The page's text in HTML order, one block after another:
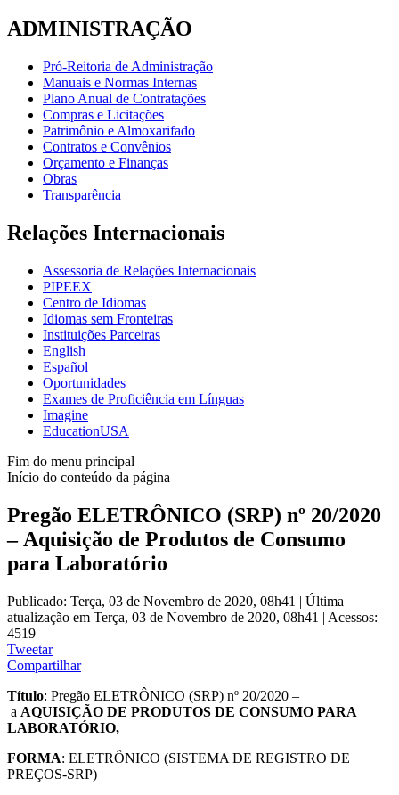
ADMINISTRAÇÃO
Pró-Reitoria de Administração
Manuais e Normas Internas
Plano Anual de Contratações
Compras e Licitações
Patrimônio e Almoxarifado
Contratos e Convênios
Orçamento e Finanças
Obras
Transparência
Relações Internacionais
Assessoria de Relações Internacionais
PIPEEX
Centro de Idiomas
Idiomas sem Fronteiras
Instituições Parceiras
English
Español
Oportunidades
Exames de Proficiência em Línguas
Imagine
EducationUSA
Fim do menu principal
Início do conteúdo da página
Pregão ELETRÔNICO (SRP) nº 20/2020
– Aquisição de Produtos de Consumo
para Laboratório
Publicado: Terça, 03 de Novembro de 2020, 08h41 | Última
atualização em Terça, 03 de Novembro de 2020, 08h41 | Acessos:
4519
Tweetar
Compartilhar
Título: Pregão ELETRÔNICO (SRP) nº 20/2020 –
a AQUISIÇÃO DE PRODUTOS DE CONSUMO PARA
LABORATÓRIO,
FORMA: ELETRÔNICO (SISTEMA DE REGISTRO DE
PREÇOS-SRP)